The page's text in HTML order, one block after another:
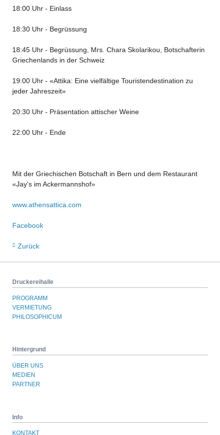
18:00 Uhr - Einlass
18:30 Uhr - Begrüssung
18:45 Uhr - Begrüssung, Mrs. Chara Skolarikou, Botschafterin
Griechenlands in der Schweiz
19:00 Uhr - «Attika: Eine vielfältige Touristendestination zu
jeder Jahreszeit»
20:30 Uhr - Präsentation attischer Weine
22:00 Uhr - Ende
Mit der Griechischen Botschaft in Bern und dem Restaurant
«Jay's im Ackermannshof»
www.athensattica.com
Facebook
Zurück
Druckereihalle
PROGRAMM
VERMIETUNG
PHILOSOPHICUM
Hintergrund
ÜBER UNS
MEDIEN
PARTNER
Info
KONTAKT